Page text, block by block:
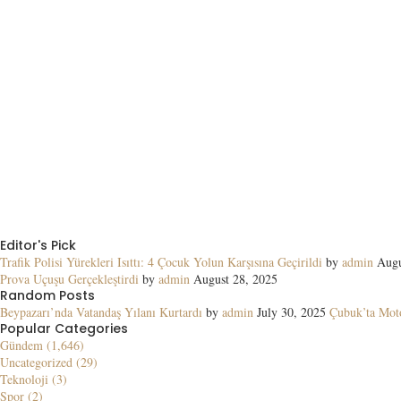
Editor's Pick
Trafik Polisi Yürekleri Isıttı: 4 Çocuk Yolun Karşısına Geçirildi by admin
Prova Uçuşu Gerçekleştirdi by admin August 28, 2025
Random Posts
Beypazarı’nda Vatandaş Yılanı Kurtardı by admin July 30, 2025 Çubuk’ta
Popular Categories
Gündem (1,646)
Uncategorized (29)
Teknoloji (3)
Spor (2)